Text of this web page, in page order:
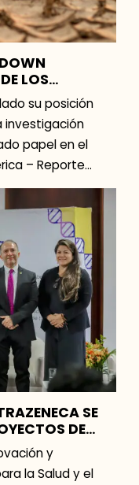
LOS
EN EL
su posición
investigación
papel en el
– Reporte
SE
DE
y
la Salud y el